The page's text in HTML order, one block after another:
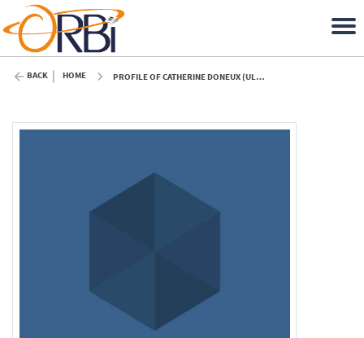
BACK HOME PROFILE OF CATHERINE DONEUX (ULIÈGE)